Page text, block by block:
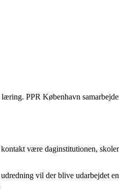
PPR København
være daginstitutionen,
vil der blive udarbejdet